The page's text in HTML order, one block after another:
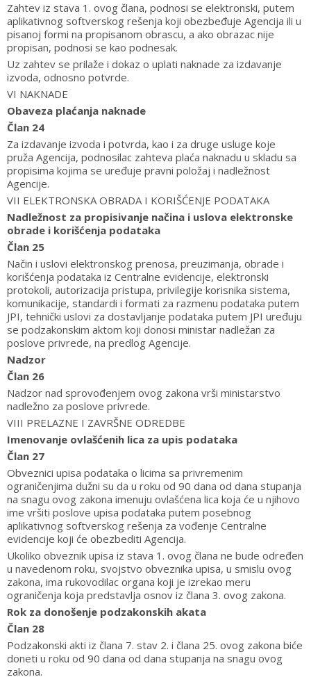
Zahtev iz stava 1. ovog člana, podnosi se elektronski, putem
aplikativnog softverskog rešenja koji obezbeđuje Agencija ili u
pisanoj formi na propisanom obrascu, a ako obrazac nije
propisan, podnosi se kao podnesak.
Uz zahtev se prilaže i dokaz o uplati naknade za izdavanje
izvoda, odnosno potvrde.
VI NAKNADE
Obaveza plaćanja naknade
Član 24
Za izdavanje izvoda i potvrda, kao i za druge usluge koje
pruža Agencija, podnosilac zahteva plaća naknadu u skladu sa
propisima kojima se uređuje pravni položaj i nadležnost
Agencije.
VII ELEKTRONSKA OBRADA I KORIŠĆENJE PODATAKA
Nadležnost za propisivanje načina i uslova elektronske
obrade i korišćenja podataka
Član 25
Način i uslovi elektronskog prenosa, preuzimanja, obrade i
korišćenja podataka iz Centralne evidencije, elektronski
protokoli, autorizacija pristupa, privilegije korisnika sistema,
komunikacije, standardi i formati za razmenu podataka putem
JPI, tehnički uslovi za dostavljanje podataka putem JPI uređuju
se podzakonskim aktom koji donosi ministar nadležan za
poslove privrede, na predlog Agencije.
Nadzor
Član 26
Nadzor nad sprovođenjem ovog zakona vrši ministarstvo
nadležno za poslove privrede.
VIII PRELAZNE I ZAVRŠNE ODREDBE
Imenovanje ovlašćenih lica za upis podataka
Član 27
Obveznici upisa podataka o licima sa privremenim
ograničenjima dužni su da u roku od 90 dana od dana stupanja
na snagu ovog zakona imenuju ovlašćena lica koja će u njihovo
ime vršiti poslove upisa podataka putem posebnog
aplikativnog softverskog rešenja za vođenje Centralne
evidencije koji će obezbediti Agencija.
Ukoliko obveznik upisa iz stava 1. ovog člana ne bude određen
u navedenom roku, svojstvo obveznika upisa, u smislu ovog
zakona, ima rukovodilac organa koji je izrekao meru
ograničenja koja predstavlja osnov iz člana 3. ovog zakona.
Rok za donošenje podzakonskih akata
Član 28
Podzakonski akti iz člana 7. stav 2. i člana 25. ovog zakona biće
doneti u roku od 90 dana od dana stupanja na snagu ovog
zakona.